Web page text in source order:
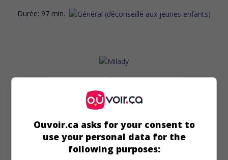
Durée: 97 min.
Milady
Fr. 2004. Aventures de Josée Dayan avec Arielle Dombasle
Florent Pagny,Guillaume Depardieu. Voulant venger
l'assassinat de ses parents, une meurtrière devient
espionne au service du Cardinal de Richelieu.
Ouvoir.ca asks for your consent to
use your personal data for the
following purposes: